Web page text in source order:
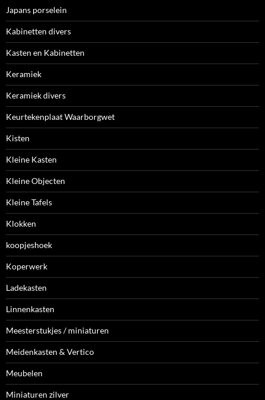
Japans porselein
Kabinetten divers
Kasten en Kabinetten
Keramiek
Keramiek divers
Keurtekenplaat Waarborgwet
Kisten
Kleine Kasten
Kleine Objecten
Kleine Tafels
Klokken
koopjeshoek
Koperwerk
Ladekasten
Linnenkasten
Meesterstukjes / miniaturen
Meidenkasten & Vertico
Meubelen
Miniaturen zilver